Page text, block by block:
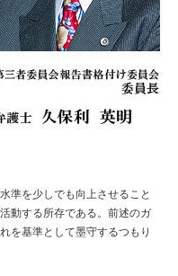
準を少しでも向上させること
動する所存である。前述のガ
を基準として墨守するつもり